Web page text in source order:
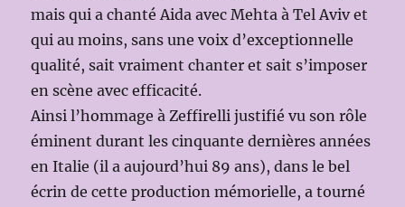
mais qui a chanté Aida avec Mehta à Tel Aviv et
qui au moins, sans une voix d’exceptionnelle
qualité, sait vraiment chanter et sait s’imposer
en scène avec efficacité.
Ainsi l’hommage à Zeffirelli justifié vu son rôle
éminent durant les cinquante dernières années
en Italie (il a aujourd’hui 89 ans), dans le bel
écrin de cette production mémorielle, a tourné